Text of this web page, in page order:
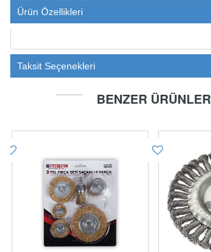
Ürün Özellikleri
Taksit Seçenekleri
BENZER ÜRÜNLER